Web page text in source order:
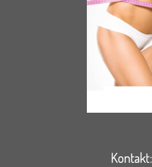
Kontakt: